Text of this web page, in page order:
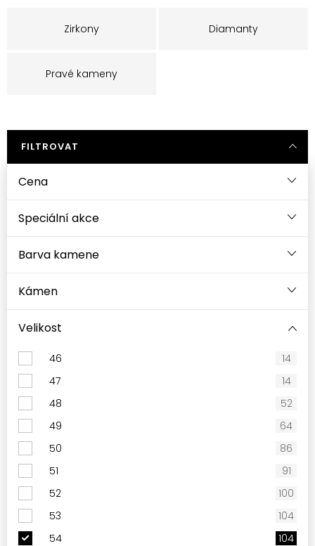
Zirkony Diamanty
Pravé kameny
FILTROVAT
Cena
Speciální akce
Barva kamene
Kámen
Velikost
46
14
47
14
48
52
49
64
50
86
51
91
52
100
53
104
54
104